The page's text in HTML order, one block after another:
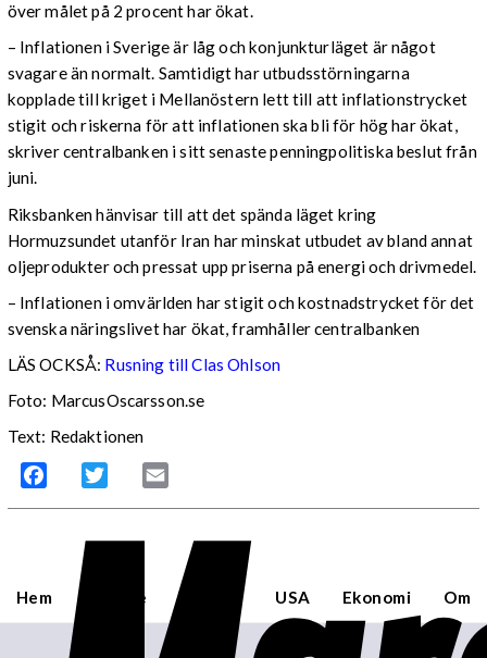
över målet på 2 procent har ökat.
– Inflationen i Sverige är låg och konjunkturläget är något
svagare än normalt. Samtidigt har utbudsstörningarna
kopplade till kriget i Mellanöstern lett till att inflationstrycket
stigit och riskerna för att inflationen ska bli för hög har ökat,
skriver centralbanken i sitt senaste penningpolitiska beslut från
juni.
Riksbanken hänvisar till att det spända läget kring
Hormuzsundet utanför Iran har minskat utbudet av bland annat
oljeprodukter och pressat upp priserna på energi och drivmedel.
– Inflationen i omvärlden har stigit och kostnadstrycket för det
svenska näringslivet har ökat, framhåller centralbanken
LÄS OCKSÅ: Rusning till Clas Ohlson
Foto: MarcusOscarsson.se
Text: Redaktionen
Facebook Twitter
Hem Sverige Världen USA Ekonomi Om